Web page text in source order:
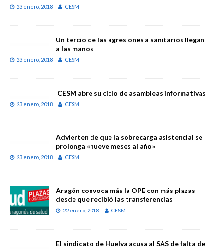
23 enero, 2018 CESM
Un tercio de las agresiones a sanitarios llegan
a las manos
23 enero, 2018 CESM
CESM abre su ciclo de asambleas informativas
23 enero, 2018 CESM
Advierten de que la sobrecarga asistencial se
prolonga «nueve meses al año»
23 enero, 2018 CESM
Aragón convoca más la OPE con más plazas
desde que recibió las transferencias
22 enero, 2018 CESM
El sindicato de Huelva acusa al SAS de falta de